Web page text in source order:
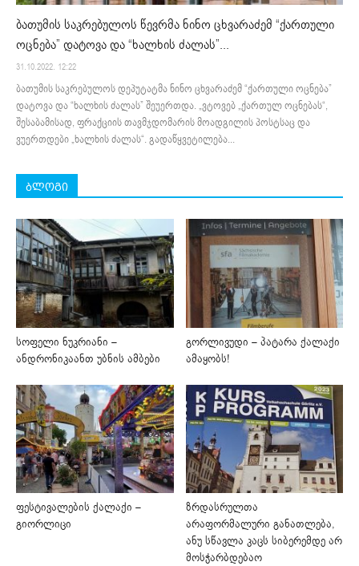
ბათუმის საკრებულოს წევრმა ნინო ცხვარაძემ “ქართული
ოცნება” დატოვა და “ხალხის ძალას”...
31.10.2022. 12:22
ბათუმის საკრებულოს დეპუტატმა ნინო ცხვარაძემ “ქართული ოცნება”
დატოვა და “ხალხის ძალას” შეუერთდა. „ვტოვებ „ქართულ ოცნებას“,
შესაბამისად, ფრაქციის თავმჯდომარის მოადგილის პოსტსაც და
ვუერთდები „ხალხის ძალას“. გადაწყვეტილება...
ბლოგი
სოფელი ნუკრიანი –
ანდრონიკაანთ უბნის ამბები
გორლივუდი – პატარა ქალაქი
ამაყობს!
ფესტივალების ქალაქი –
გიორლიცი
ზრდასრულთა
არაფორმალური განათლება,
ანუ სწავლა კაცს სიბერემდე არ
მოსჭარბდებაო